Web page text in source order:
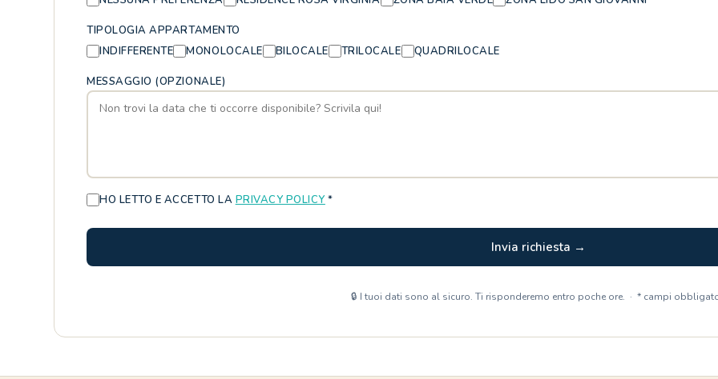
TIPOLOGIA APPARTAMENTO
INDIFFERENTE
MONOLOCALE BILOCALE TRILOCALE QUADRILOCALE
MESSAGGIO (OPZIONALE)
HO LETTO E ACCETTO LA PRIVACY POLICY *
Invia richiesta →
🔒 I tuoi dati sono al sicuro. Ti risponderemo entro poche ore. · * campi